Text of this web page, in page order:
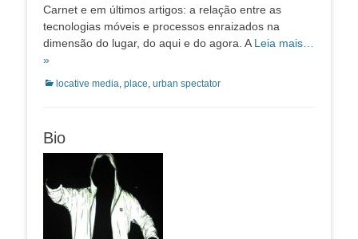
Carnet e em últimos artigos: a relação entre as
tecnologias móveis e processos enraizados na
dimensão do lugar, do aqui e do agora. A Leia mais…
»
Categorias:
locative media place urban spectator
Bio